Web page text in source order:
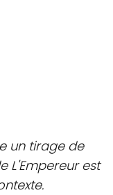
un tirage de
L'Empereur est